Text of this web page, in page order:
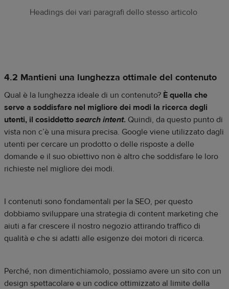
Headings dei vari paragrafi dello stesso articolo
4.2 Mantieni una lunghezza ottimale del contenuto
Qual è la lunghezza ideale di un contenuto? È quella che
serve a soddisfare nel migliore dei modi la ricerca degli
utenti, il cosiddetto search intent. Quindi, da questo punto di
vista non c’è una misura precisa. Google viene utilizzato dagli
utenti per cercare un prodotto o delle risposte a delle
domande e il suo obiettivo non è altro che soddisfare le loro
richieste nel migliore dei modi.
I contenuti sono fondamentali per la SEO, per questo
dobbiamo sviluppare una strategia di content marketing che
aiuti a far crescere il nostro negozio attirando traffico di
qualità e che si adatti alle esigenze dei motori di ricerca.
Perché, non dimentichiamolo, possiamo avere un sito con un
design spettacolare e un codice ottimizzato al limite della